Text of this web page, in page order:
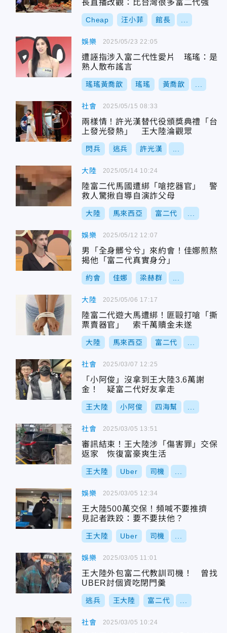
長直播改觀：比台灣很多富二代強
Cheap 汪小菲 館長
娛樂
遭誣指涉入富二代性愛片 瑤瑤：是
熟人散布謠言
瑤瑤黃喬歆 瑤瑤 黃喬歆
2025/05/23 22:05
社會
兩樣情！許光漢替代役頒獎典禮「台
上發光發熱」 王大陸淪觀眾
閃兵 逃兵 許光漢
2025/05/15 08:33
大陸
陸富二代馬國遭綁「嗆挖器官」 警
救人驚揪自導自演詐父母
大陸 馬來西亞 富二代
2025/05/14 10:24
娛樂
男「全身髒兮兮」來約會！佳娜煎熬
揭他「富二代真實身分」
約會 佳娜 梁赫群
2025/05/12 12:07
大陸
陸富二代遊大馬遭綁！匪毆打嗆「撕
票賣器官」 索千萬贖金未遂
大陸 馬來西亞 富二代
2025/05/06 17:17
社會
「小阿俊」沒拿到王大陸3.6萬謝
金！ 疑富二代好友拿走
王大陸 小阿俊 四海幫
2025/03/07 12:25
社會
審訊結束！王大陸涉「傷害罪」交保
返家 恢復富豪爽生活
王大陸 Uber 司機
2025/03/05 13:51
娛樂
王大陸500萬交保！頻喊不要推擠
見記者跌跤：要不要扶他？
王大陸 Uber 司機
2025/03/05 12:34
娛樂
王大陸外包富二代教訓司機！ 曾找
UBER討個資吃閉門羹
逃兵 王大陸 富二代
2025/03/05 11:01
社會 2025/03/05 10:24